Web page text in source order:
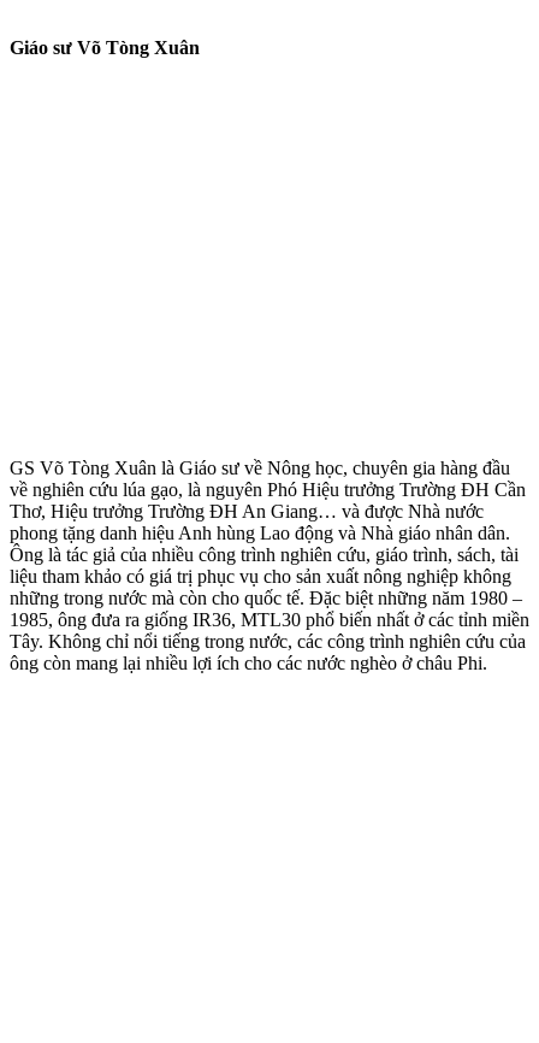
Giáo sư Võ Tòng Xuân
GS Võ Tòng Xuân là Giáo sư về Nông học, chuyên gia hàng đầu
về nghiên cứu lúa gạo, là nguyên Phó Hiệu trưởng Trường ĐH Cần
Thơ, Hiệu trưởng Trường ĐH An Giang… và được Nhà nước
phong tặng danh hiệu Anh hùng Lao động và Nhà giáo nhân dân.
Ông là tác giả của nhiều công trình nghiên cứu, giáo trình, sách, tài
liệu tham khảo có giá trị phục vụ cho sản xuất nông nghiệp không
những trong nước mà còn cho quốc tế. Đặc biệt những năm 1980 –
1985, ông đưa ra giống IR36, MTL30 phổ biến nhất ở các tỉnh miền
Tây. Không chỉ nổi tiếng trong nước, các công trình nghiên cứu của
ông còn mang lại nhiều lợi ích cho các nước nghèo ở châu Phi.